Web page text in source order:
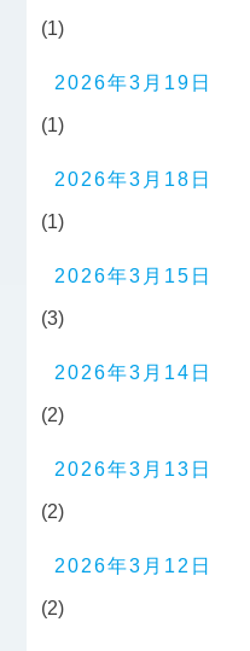
(1)
2026年3月19日
(1)
2026年3月18日
(1)
2026年3月15日
(3)
2026年3月14日
(2)
2026年3月13日
(2)
2026年3月12日
(2)